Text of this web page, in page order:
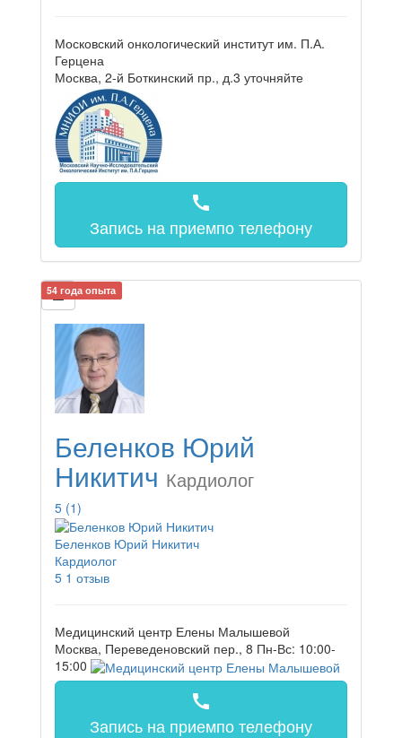
Московский онкологический институт им. П.А.
Герцена
Москва, 2-й Боткинский пр., д.3 уточняйте
call
Запись на приемпо телефону
54 года опыта
Беленков Юрий
Никитич Кардиолог
5 (1)
Беленков Юрий Никитич
Кардиолог
5 1 отзыв
Медицинский центр Елены Малышевой
Москва, Переведеновский пер., 8 Пн-Вс: 10:00-
15:00
call
Запись на приемпо телефону